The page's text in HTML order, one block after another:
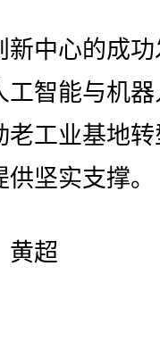
中心的成功
工智能与机
老工业基地
坚实支撑。
超